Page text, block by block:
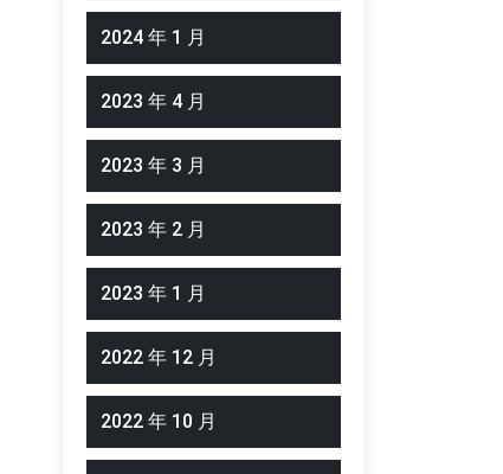
2024 年 1 月
2023 年 4 月
2023 年 3 月
2023 年 2 月
2023 年 1 月
2022 年 12 月
2022 年 10 月